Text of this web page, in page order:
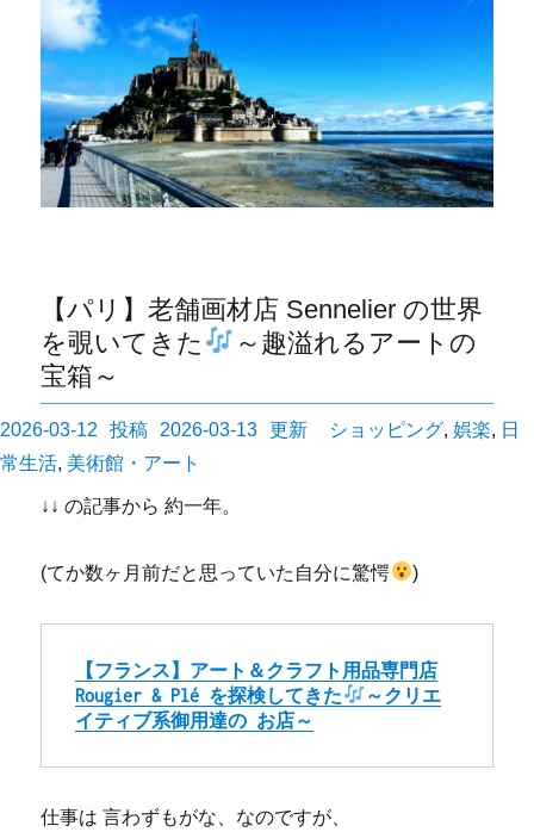
【パリ】老舗画材店 Sennelier の世界
を覗いてきた
～趣溢れるアートの
宝箱～
投
稿
2026-03-12 2026-03-13
カ
ー
ショッピング, 娯楽, 日
常生活, 美術館・アート
↓↓ の記事から 約一年。
(てか数ヶ月前だと思っていた自分に驚愕 )
【フランス】アート＆クラフト用品専門店
Rougier & Plé を探検してきた
～クリエ
イティブ系御用達の お店～
仕事は 言わずもがな、なのですが、